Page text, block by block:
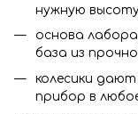
нужную
основа
база из
колесики
прибор в